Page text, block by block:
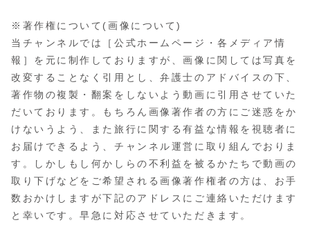
※著作権について(画像について)
当チャンネルでは［公式ホームページ・各メディア情
報］を元に制作しておりますが、画像に関しては写真を
改変することなく引用とし、弁護士のアドバイスの下、
著作物の複製・翻案をしないよう動画に引用させていた
だいております。もちろん画像著作者の方にご迷惑をか
けないうよう、また旅行に関する有益な情報を視聴者に
お届けできるよう、チャンネル運営に取り組んでおりま
す。しかしもし何かしらの不利益を被るかたちで動画の
取り下げなどをご希望される画像著作権者の方は、お手
数おかけしますが下記のアドレスにご連絡いただけます
と幸いです。早急に対応させていただきます。